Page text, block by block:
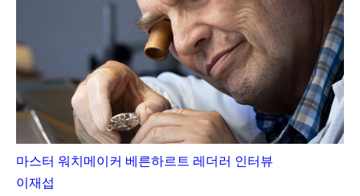
마스터 워치메이커 베른하르트 레더러 인터뷰
이재섭